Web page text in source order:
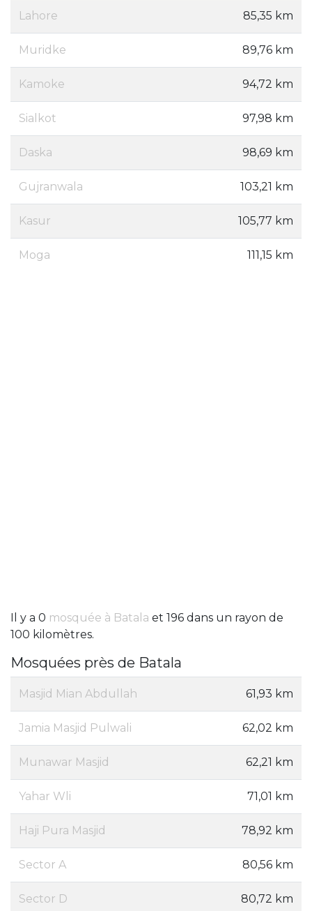
Lahore 85,35 km
Muridke 89,76 km
Kamoke 94,72 km
Sialkot 97,98 km
Daska 98,69 km
Gujranwala 103,21 km
Kasur 105,77 km
Moga 111,15 km
Il y a 0 mosquée à Batala et 196 dans un rayon de
100 kilomètres.
Mosquées près de Batala
Masjid Mian Abdullah 61,93 km
Jamia Masjid Pulwali 62,02 km
Munawar Masjid 62,21 km
Yahar Wli 71,01 km
Haji Pura Masjid 78,92 km
Sector A 80,56 km
Sector D 80,72 km